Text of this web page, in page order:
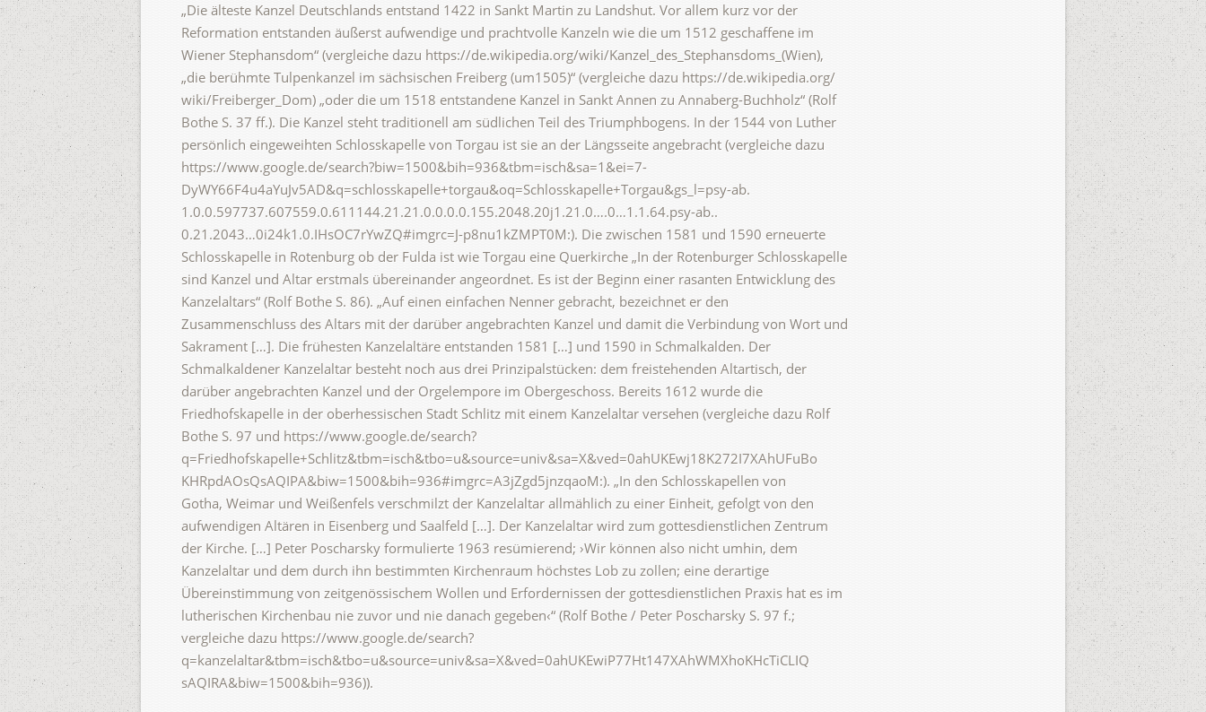
„Die älteste Kanzel Deutschlands entstand 1422 in Sankt Martin zu Landshut. Vor allem kurz vor der
Reformation entstanden äußerst aufwendige und prachtvolle Kanzeln wie die um 1512 geschaffene im
Wiener Stephansdom“ (vergleiche dazu https://de.wikipedia.org/wiki/Kanzel_des_Stephansdoms_(Wien),
„die berühmte Tulpenkanzel im sächsischen Freiberg (um1505)“ (vergleiche dazu https://de.wikipedia.org/
wiki/Freiberger_Dom) „oder die um 1518 entstandene Kanzel in Sankt Annen zu Annaberg-Buchholz“ (Rolf
Bothe S. 37 ff.). Die Kanzel steht traditionell am südlichen Teil des Triumphbogens. In der 1544 von Luther
persönlich eingeweihten Schlosskapelle von Torgau ist sie an der Längsseite angebracht (vergleiche dazu
https://www.google.de/search?biw=1500&bih=936&tbm=isch&sa=1&ei=7-
DyWY66F4u4aYuJv5AD&q=schlosskapelle+torgau&oq=Schlosskapelle+Torgau&gs_l=psy-ab.
1.0.0.597737.607559.0.611144.21.21.0.0.0.0.155.2048.20j1.21.0….0…1.1.64.psy-ab..
0.21.2043…0i24k1.0.IHsOC7rYwZQ#imgrc=J-p8nu1kZMPT0M:). Die zwischen 1581 und 1590 erneuerte
Schlosskapelle in Rotenburg ob der Fulda ist wie Torgau eine Querkirche „In der Rotenburger Schlosskapelle
sind Kanzel und Altar erstmals übereinander angeordnet. Es ist der Beginn einer rasanten Entwicklung des
Kanzelaltars“ (Rolf Bothe S. 86). „Auf einen einfachen Nenner gebracht, bezeichnet er den
Zusammenschluss des Altars mit der darüber angebrachten Kanzel und damit die Verbindung von Wort und
Sakrament […]. Die frühesten Kanzelaltäre entstanden 1581 […] und 1590 in Schmalkalden. Der
Schmalkaldener Kanzelaltar besteht noch aus drei Prinzipalstücken: dem freistehenden Altartisch, der
darüber angebrachten Kanzel und der Orgelempore im Obergeschoss. Bereits 1612 wurde die
Friedhofskapelle in der oberhessischen Stadt Schlitz mit einem Kanzelaltar versehen (vergleiche dazu Rolf
Bothe S. 97 und https://www.google.de/search?
q=Friedhofskapelle+Schlitz&tbm=isch&tbo=u&source=univ&sa=X&ved=0ahUKEwj18K272I7XAhUFuBo
KHRpdAOsQsAQIPA&biw=1500&bih=936#imgrc=A3jZgd5jnzqaoM:). „In den Schlosskapellen von
Gotha, Weimar und Weißenfels verschmilzt der Kanzelaltar allmählich zu einer Einheit, gefolgt von den
aufwendigen Altären in Eisenberg und Saalfeld […]. Der Kanzelaltar wird zum gottesdienstlichen Zentrum
der Kirche. […] Peter Poscharsky formulierte 1963 resümierend; ›Wir können also nicht umhin, dem
Kanzelaltar und dem durch ihn bestimmten Kirchenraum höchstes Lob zu zollen; eine derartige
Übereinstimmung von zeitgenössischem Wollen und Erfordernissen der gottesdienstlichen Praxis hat es im
lutherischen Kirchenbau nie zuvor und nie danach gegeben‹“ (Rolf Bothe / Peter Poscharsky S. 97 f.;
vergleiche dazu https://www.google.de/search?
q=kanzelaltar&tbm=isch&tbo=u&source=univ&sa=X&ved=0ahUKEwiP77Ht147XAhWMXhoKHcTiCLIQ
sAQIRA&biw=1500&bih=936)).